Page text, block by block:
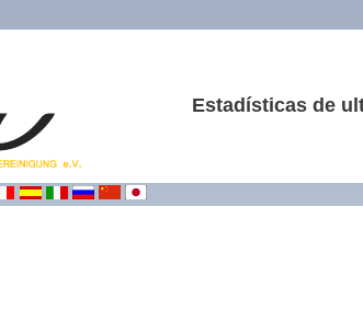
Estadísticas de